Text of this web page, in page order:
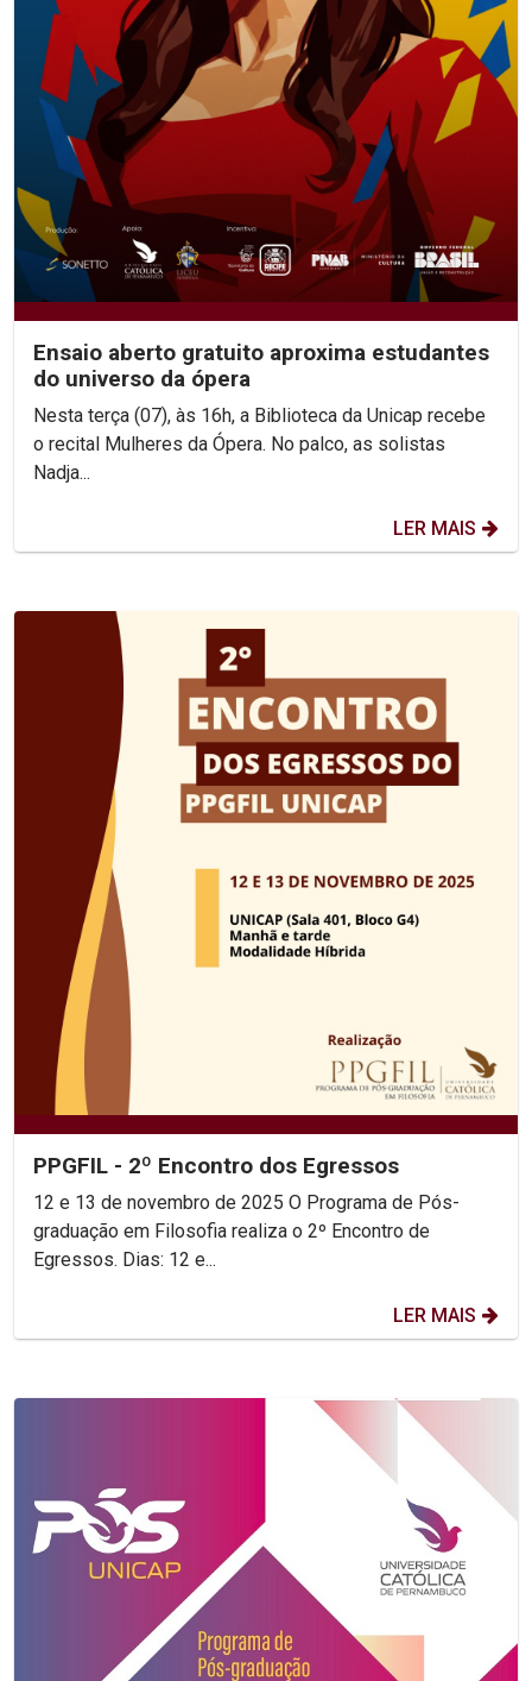
Ensaio aberto gratuito aproxima estudantes
do universo da ópera
Nesta terça (07), às 16h, a Biblioteca da Unicap recebe
o recital Mulheres da Ópera. No palco, as solistas
Nadja...
LER MAIS
PPGFIL - 2º Encontro dos Egressos
12 e 13 de novembro de 2025 O Programa de Pós-
graduação em Filosofia realiza o 2º Encontro de
Egressos. Dias: 12 e...
LER MAIS